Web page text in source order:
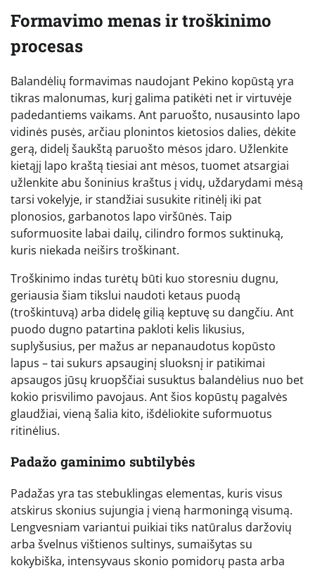
Formavimo menas ir troškinimo
procesas
Balandėlių formavimas naudojant Pekino kopūstą yra
tikras malonumas, kurį galima patikėti net ir virtuvėje
padedantiems vaikams. Ant paruošto, nusausinto lapo
vidinės pusės, arčiau plonintos kietosios dalies, dėkite
gerą, didelį šaukštą paruošto mėsos įdaro. Užlenkite
kietąjį lapo kraštą tiesiai ant mėsos, tuomet atsargiai
užlenkite abu šoninius kraštus į vidų, uždarydami mėsą
tarsi vokelyje, ir standžiai susukite ritinėlį iki pat
plonosios, garbanotos lapo viršūnės. Taip
suformuosite labai dailų, cilindro formos suktinuką,
kuris niekada neiširs troškinant.
Troškinimo indas turėtų būti kuo storesniu dugnu,
geriausia šiam tikslui naudoti ketaus puodą
(troškintuvą) arba didelę gilią keptuvę su dangčiu. Ant
puodo dugno patartina pakloti kelis likusius,
suplyšusius, per mažus ar nepanaudotus kopūsto
lapus – tai sukurs apsauginį sluoksnį ir patikimai
apsaugos jūsų kruopščiai susuktus balandėlius nuo bet
kokio prisvilimo pavojaus. Ant šios kopūstų pagalvės
glaudžiai, vieną šalia kito, išdėliokite suformuotus
ritinėlius.
Padažo gaminimo subtilybės
Padažas yra tas stebuklingas elementas, kuris visus
atskirus skonius sujungia į vieną harmoningą visumą.
Lengvesniam variantui puikiai tiks natūralus daržovių
arba švelnus vištienos sultinys, sumaišytas su
kokybiška, intensyvaus skonio pomidorų pasta arba